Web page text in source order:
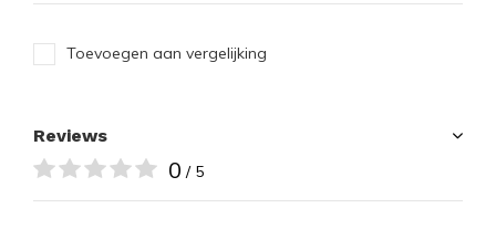
Toevoegen aan vergelijking
Reviews
0 / 5